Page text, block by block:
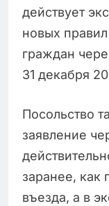
действует
новых
граждан
31 декабря
Посольство
заявление
заранее, как
въезда, а в